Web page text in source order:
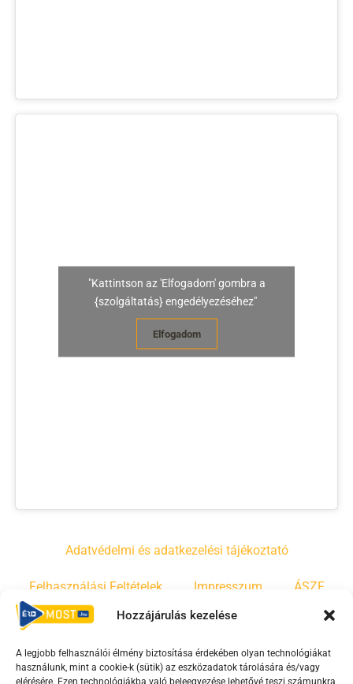
Hozzájárulás kezelése
A legjobb felhasználói élmény biztosítása érdekében olyan technológiákat
használunk, mint a cookie-k (sütik) az eszközadatok tárolására és/vagy
elérésére. Ezen technológiákba való beleegyezése lehetővé teszi számunkra,
"Kattintson az 'Elfogadom' gombra a
{szolgáltatás} engedélyezéséhez"
Elfogadom
Adatvédelmi és adatkezelési tájékoztató
Felhasználási Feltételek Impresszum ÁSZF
Irányelvek Moderálási szabályzat